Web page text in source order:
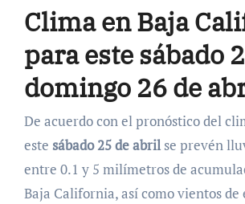
Clima en Baja
para este sábado
domingo 26 de
De acuerdo con el pronóstico del
este sábado 25 de abril se prevén
entre 0.1 y 5 milímetros de
Baja California, así como vientos de